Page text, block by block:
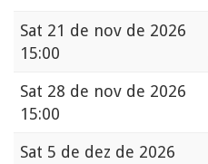
Sat 21 de nov de 2026
15:00
Sat 28 de nov de 2026
15:00
Sat 5 de dez de 2026